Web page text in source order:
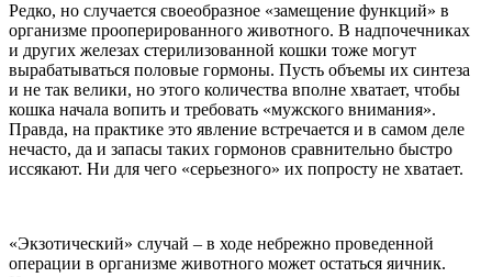
Редко, но случается своеобразное «замещение функций» в
организме прооперированного животного. В надпочечниках
и других железах стерилизованной кошки тоже могут
вырабатываться половые гормоны. Пусть объемы их синтеза
и не так велики, но этого количества вполне хватает, чтобы
кошка начала вопить и требовать «мужского внимания».
Правда, на практике это явление встречается и в самом деле
нечасто, да и запасы таких гормонов сравнительно быстро
иссякают. Ни для чего «серьезного» их попросту не хватает.
«Экзотический» случай – в ходе небрежно проведенной
операции в организме животного может остаться яичник.